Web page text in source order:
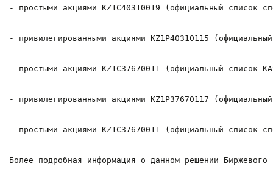
- простыми акциями KZ1C40310019 (официальный список
- привилегированными акциями KZ1P40310115
- простыми акциями KZ1C37670011 (официальный список
- привилегированными акциями KZ1P37670117
- простыми акциями KZ1C37670011 (официальный список
Более подробная информация о данном решении